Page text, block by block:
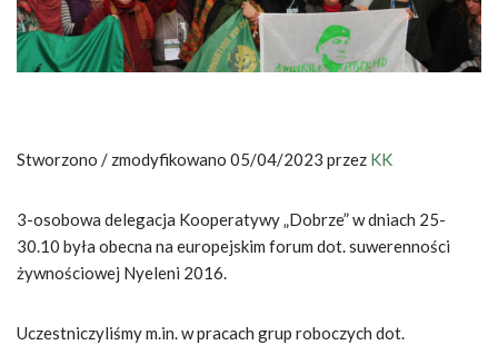
Stworzono / zmodyfikowano 05/04/2023 przez KK
3-osobowa delegacja Kooperatywy „Dobrze” w dniach 25-
30.10 była obecna na europejskim forum dot. suwerenności
żywnościowej Nyeleni 2016.
Uczestniczyliśmy m.in. w pracach grup roboczych dot.